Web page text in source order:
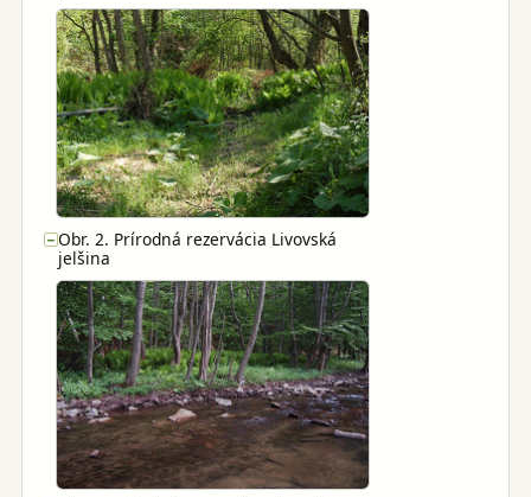
−Obr. 2. Prírodná rezervácia Livovská
jelšina